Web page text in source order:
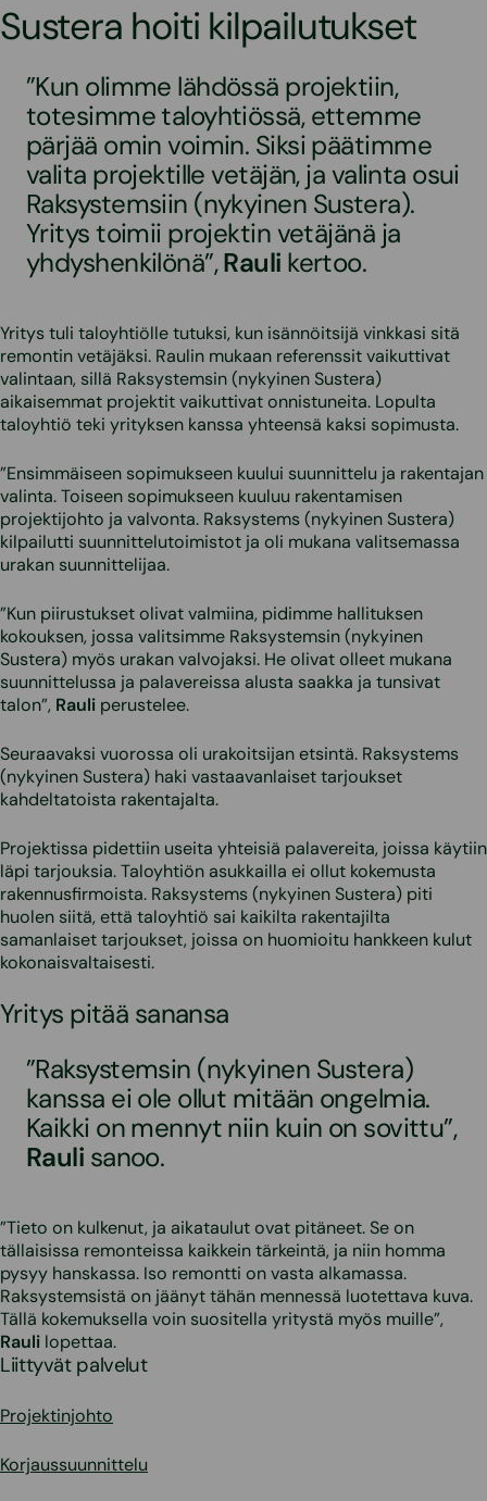
Sustera hoiti kilpailutukset
”Kun olimme lähdössä projektiin,
totesimme taloyhtiössä, ettemme
pärjää omin voimin. Siksi päätimme
valita projektille vetäjän, ja valinta osui
Raksystemsiin (nykyinen Sustera).
Yritys toimii projektin vetäjänä ja
yhdyshenkilönä”,Rauli kertoo.
Yritys tuli taloyhtiölle tutuksi, kun isännöitsijä vinkkasi sitä
remontin vetäjäksi. Raulin mukaan referenssit vaikuttivat
valintaan, sillä Raksystemsin (nykyinen Sustera)
aikaisemmat projektit vaikuttivat onnistuneita. Lopulta
taloyhtiö teki yrityksen kanssa yhteensä kaksi sopimusta.
”Ensimmäiseen sopimukseen kuului suunnittelu ja rakentajan
valinta. Toiseen sopimukseen kuuluu rakentamisen
projektijohto ja valvonta. Raksystems (nykyinen Sustera)
kilpailutti suunnittelutoimistot ja oli mukana valitsemassa
urakan suunnittelijaa.
”Kun piirustukset olivat valmiina, pidimme hallituksen
kokouksen, jossa valitsimme Raksystemsin (nykyinen
Sustera) myös urakan valvojaksi. He olivat olleet mukana
suunnittelussa ja palavereissa alusta saakka ja tunsivat
talon”, Rauli perustelee.
Seuraavaksi vuorossa oli urakoitsijan etsintä. Raksystems
(nykyinen Sustera) haki vastaavanlaiset tarjoukset
kahdeltatoista rakentajalta.
Projektissa pidettiin useita yhteisiä palavereita, joissa käytiin
läpi tarjouksia. Taloyhtiön asukkailla ei ollut kokemusta
rakennusfirmoista. Raksystems (nykyinen Sustera) piti
huolen siitä, että taloyhtiö sai kaikilta rakentajilta
samanlaiset tarjoukset, joissa on huomioitu hankkeen kulut
kokonaisvaltaisesti.
Yritys pitää sanansa
”Raksystemsin (nykyinen Sustera)
kanssa ei ole ollut mitään ongelmia.
Kaikki on mennyt niin kuin on sovittu”,
Rauli sanoo.
”Tieto on kulkenut, ja aikataulut ovat pitäneet. Se on
tällaisissa remonteissa kaikkein tärkeintä, ja niin homma
pysyy hanskassa. Iso remontti on vasta alkamassa.
Raksystemsistä on jäänyt tähän mennessä luotettava kuva.
Tällä kokemuksella voin suositella yritystä myös muille”,
Rauli lopettaa.
Liittyvät palvelut
Projektinjohto
Korjaussuunnittelu